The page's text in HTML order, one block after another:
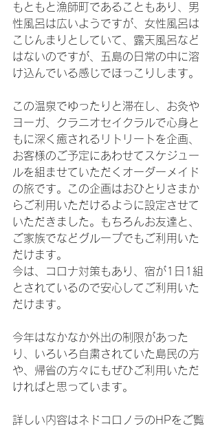
もともと漁師町であることもあり、男
性風呂は広いようですが、女性風呂は
こじんまりとしていて、露天風呂など
はないのですが、五島の日常の中に溶
け込んでいる感じでほっこりします。
この温泉でゆったりと滞在し、お灸や
ヨーガ、クラニオセイクラルで心身と
もに深く癒されるリトリートを企画、
お客様のご予定にあわせてスケジュー
ルを組ませていただくオーダーメイド
の旅です。この企画はおひとりさまか
らご利用いただけるように設定させて
いただきました。もちろんお友達と、
ご家族でなどグループでもご利用いた
だけます。
今は、コロナ対策もあり、宿が1日1組
とされているので安心してご利用いた
だけます。
今年はなかなか外出の制限があった
り、いろいろ自粛されていた島民の方
や、帰省の方々にもぜひご利用いただ
ければと思っています。
詳しい内容はネドコロノラのHPをご覧